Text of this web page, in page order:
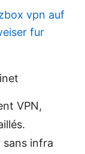
vpn auf
fur
VPN,
sans infra